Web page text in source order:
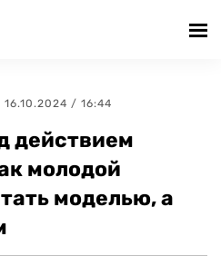
| 16.10.2024 / 16:44
действием
молодой
моделью, а